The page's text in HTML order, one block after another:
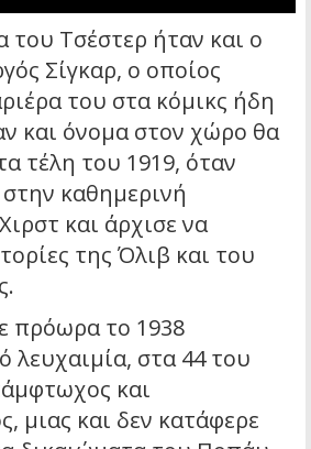
του Τσέστερ ήταν και ο
Σίγκαρ, ο οποίος
του στα κόμικς ήδη
και όνομα στον χώρο θα
τέλη του 1919, όταν
καθημερινή
και άρχισε να
της Όλιβ και του
πρόωρα το 1938
λευχαιμία, στα 44 του
και
μιας και δεν κατάφερε